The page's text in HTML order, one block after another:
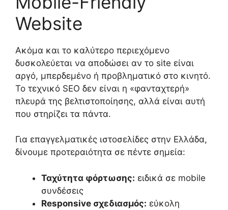
Website
Ακόμα και το καλύτερο περιεχόμενο
δυσκολεύεται να αποδώσει αν το site είναι
αργό, μπερδεμένο ή προβληματικό στο κινητό.
Το τεχνικό SEO δεν είναι η «φανταχτερή»
πλευρά της βελτιστοποίησης, αλλά είναι αυτή
που στηρίζει τα πάντα.
Για επαγγελματικές ιστοσελίδες στην Ελλάδα,
δίνουμε προτεραιότητα σε πέντε σημεία:
Ταχύτητα φόρτωσης: ειδικά σε mobile
συνδέσεις
Responsive σχεδιασμός: εύκολη